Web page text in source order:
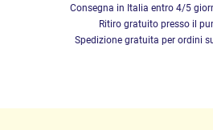
Consegna in Italia entro 4/5
Ritiro gratuito presso il
Spedizione gratuita per ordini